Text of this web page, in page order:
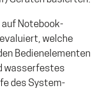
auf Notebook-
welche
Bedienelementen
wasserfestes
des System-